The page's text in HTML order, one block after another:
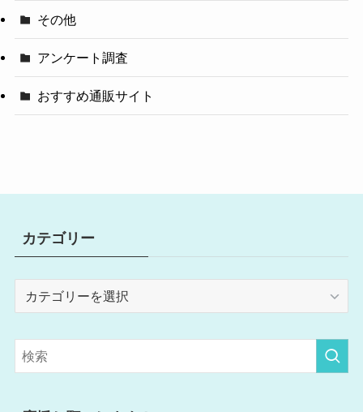
その他
アンケート調査
おすすめ通販サイト
カテゴリー
リ
ー